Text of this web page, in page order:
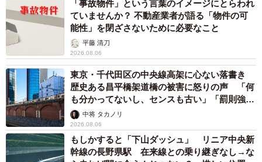
「事故物件」という言葉のイメージにとらわれ
ていませんか？ 不動産業者が語る「物件の可
能性」を閉ざさないために必要なこと
平藤 清刀
2026.08.06
東京・千代田区の中央線高架に心ない落書き
歴史ある昌平橋架道橋の被害に怒りの声 「何
も分かってないし、センスも古い」「罰則強化
して」中将 タカノリ
2026.08.06
もしかすると「下山ダッシュ」 リニア中央新
幹線の長野県駅 在来線との乗り継ぎなし→な